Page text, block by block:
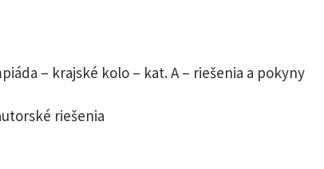
– krajské kolo – kat. A – riešenia a pokyny
riešenia